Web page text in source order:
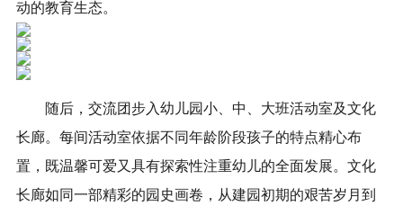
动的教育生态。
随后，交流团步入幼儿园小、中、大班活动室及文化
长廊。每间活动室依据不同年龄阶段孩子的特点精心布
置，既温馨可爱又具有探索性注重幼儿的全面发展。文化
长廊如同一部精彩的园史画卷，从建园初期的艰苦岁月到